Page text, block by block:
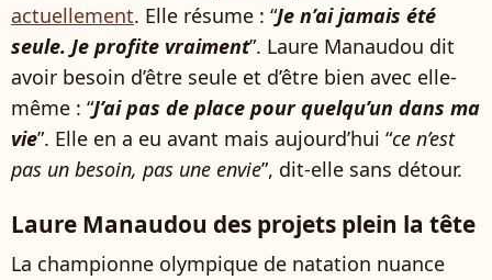
actuellement. Elle résume : “Je n’ai jamais été
seule. Je profite vraiment”. Laure Manaudou dit
avoir besoin d’être seule et d’être bien avec elle-
même : “J’ai pas de place pour quelqu’un dans ma
vie”. Elle en a eu avant mais aujourd’hui “ce n’est
pas un besoin, pas une envie”, dit-elle sans détour.
Laure Manaudou des projets plein la tête
La championne olympique de natation nuance